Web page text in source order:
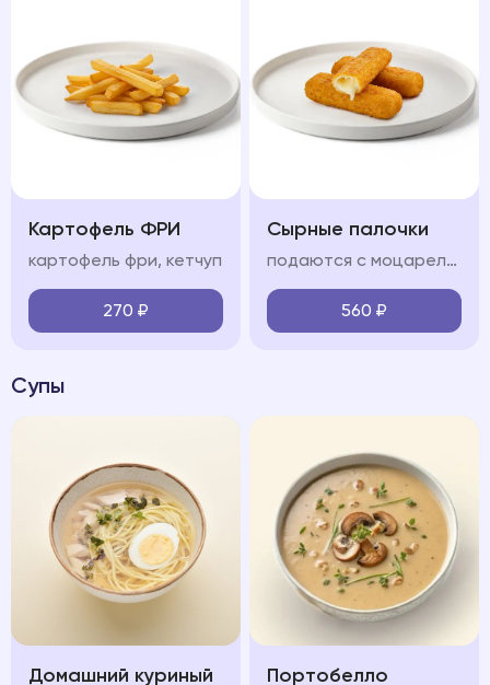
Картофель ФРИ
картофель фри, кетчуп
270 ₽
Сырные палочки
подаются с моцареллой и соусом сладкий чили
560 ₽
Супы
Домашний куриный Портобелло